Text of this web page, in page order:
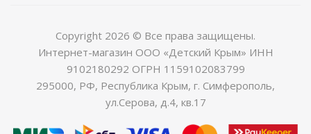
Copyright 2026 © Все права защищены.
Интернет-магазин ООО «Детский Крым» ИНН
9102180292 ОГРН 1159102083799
295000, РФ, Республика Крым, г. Симферополь,
ул.Серова, д.4, кв.17